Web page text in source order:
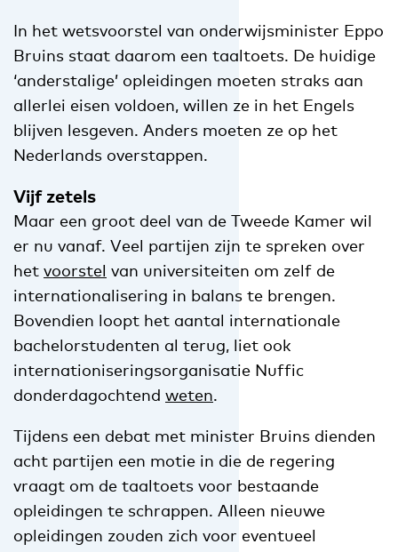
In het wetsvoorstel van onderwijsminister Eppo
Bruins staat daarom een taaltoets. De huidige
‘anderstalige’ opleidingen moeten straks aan
allerlei eisen voldoen, willen ze in het Engels
blijven lesgeven. Anders moeten ze op het
Nederlands overstappen.
Vijf zetels
Maar een groot deel van de Tweede Kamer wil
er nu vanaf. Veel partijen zijn te spreken over
het voorstel van universiteiten om zelf de
internationalisering in balans te brengen.
Bovendien loopt het aantal internationale
bachelorstudenten al terug, liet ook
internationiseringsorganisatie Nuffic
donderdagochtend weten.
Tijdens een debat met minister Bruins dienden
acht partijen een motie in die de regering
vraagt om de taaltoets voor bestaande
opleidingen te schrappen. Alleen nieuwe
opleidingen zouden zich voor eventueel